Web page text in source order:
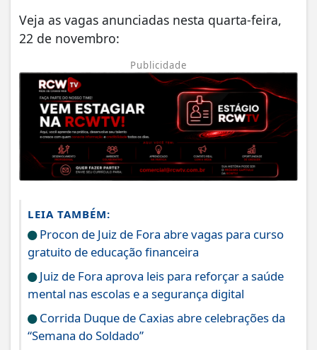
Veja as vagas anunciadas nesta quarta-feira,
22 de novembro:
Publicidade
LEIA TAMBÉM:
Procon de Juiz de Fora abre vagas para curso
gratuito de educação financeira
Juiz de Fora aprova leis para reforçar a saúde
mental nas escolas e a segurança digital
Corrida Duque de Caxias abre celebrações da
“Semana do Soldado”